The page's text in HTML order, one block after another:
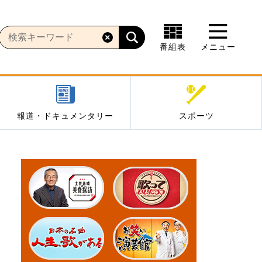
番組表 メニュー
報道・ドキュメンタリー スポーツ